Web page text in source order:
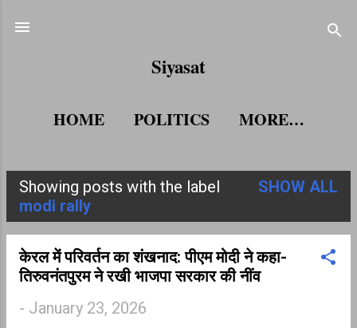
Siyasat
HOME POLITICS MORE…
P
o
Showing posts with the label
modi rally
SHOW ALL
केरल में परिवर्तन का शंखनाद: पीएम मोदी ने कहा-
तिरुवनंतपुरम ने रखी भाजपा सरकार की नींव
- January 23, 2026